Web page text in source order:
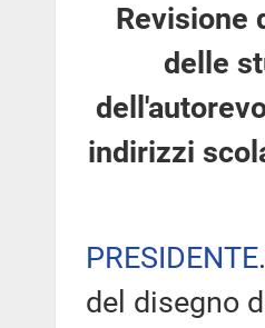
Revisione
delle
indirizzi
PRESIDENTE
del disegno